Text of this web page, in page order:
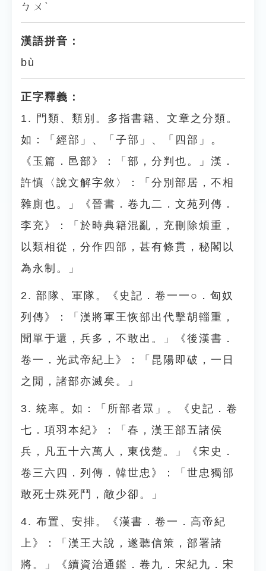
ㄅㄨˋ
漢語拼音：
bù
正字釋義：
1. 門類、類別。多指書籍、文章之分類。
如：「經部」、「子部」、「四部」。
《玉篇．邑部》：「部，分判也。」漢．
許慎〈說文解字敘〉：「分別部居，不相
雜廁也。」《晉書．卷九二．文苑列傳．
李充》：「於時典籍混亂，充刪除煩重，
以類相從，分作四部，甚有條貫，秘閣以
為永制。」
2. 部隊、軍隊。《史記．卷一一○．匈奴
列傳》：「漢將軍王恢部出代擊胡輜重，
聞單于還，兵多，不敢出。」《後漢書．
卷一．光武帝紀上》：「昆陽即破，一日
之閒，諸部亦滅矣。」
3. 統率。如：「所部者眾」。《史記．卷
七．項羽本紀》：「春，漢王部五諸侯
兵，凡五十六萬人，東伐楚。」《宋史．
卷三六四．列傳．韓世忠》：「世忠獨部
敢死士殊死鬥，敵少卻。」
4. 布置、安排。《漢書．卷一．高帝紀
上》：「漢王大說，遂聽信策，部署諸
將。」《續資治通鑑．卷九．宋紀九．宋